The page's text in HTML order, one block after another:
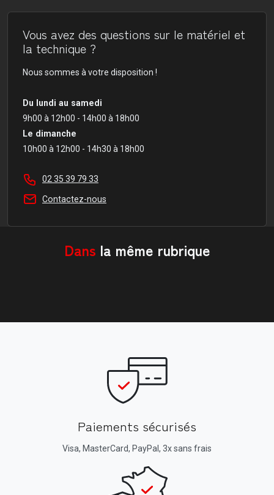
Vous avez des questions sur le matériel et
la technique ?
Nous sommes à votre disposition !
Du lundi au samedi
9h00 à 12h00 - 14h00 à 18h00
Le dimanche
10h00 à 12h00 - 14h30 à 18h00
02 35 39 79 33
Contactez-nous
Dans la même rubrique
Paiements sécurisés
Visa, MasterCard, PayPal, 3x sans frais